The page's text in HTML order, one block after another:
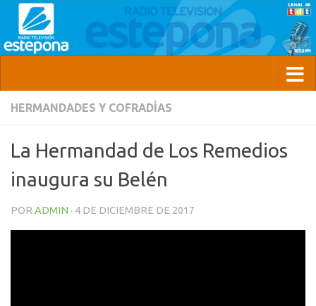
HERMANDADES Y COFRADÍAS
La Hermandad de Los Remedios
inaugura su Belén
POR ADMIN · 4 DE DICIEMBRE DE 2017